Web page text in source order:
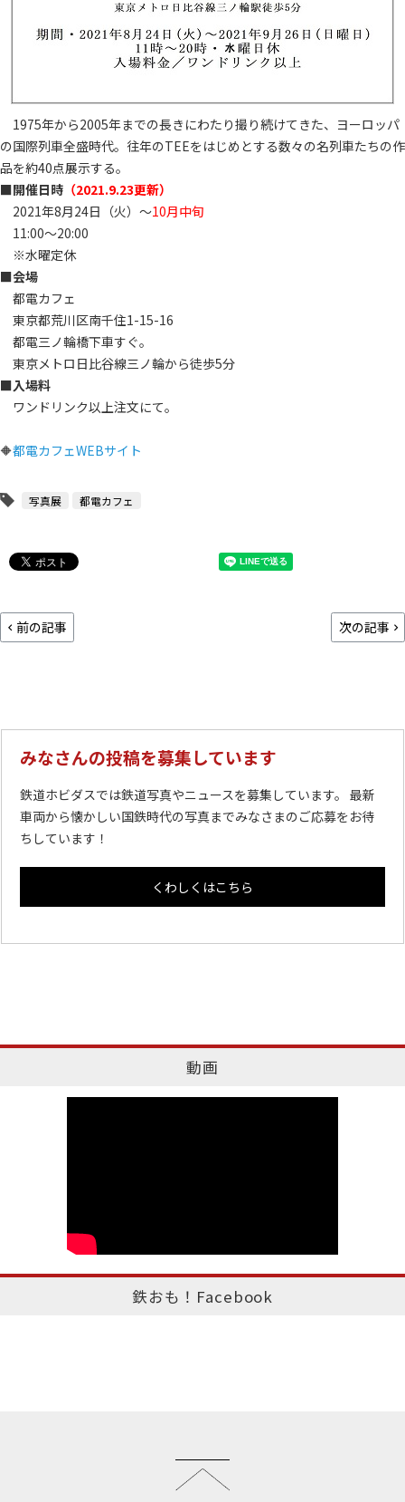
1975年から2005年までの長きにわたり撮り続けてきた、ヨーロッパ
の国際列車全盛時代。往年のTEEをはじめとする数々の名列車たちの作
品を約40点展示する。
■開催日時 （2021.9.23更新）
2021年8月24日（火）～10月中旬
11:00～20:00
※水曜定休
■会場
都電カフェ
東京都荒川区南千住1-15-16
都電三ノ輪橋下車すぐ。
東京メトロ日比谷線三ノ輪から徒歩5分
■入場料
ワンドリンク以上注文にて。
🔶都電カフェWEBサイト
写真展 都電カフェ
前の記事 次の記事
みなさんの投稿を募集しています
鉄道ホビダスでは鉄道写真やニュースを募集しています。 最新
車両から懐かしい国鉄時代の写真までみなさまのご応募をお待
ちしています！
くわしくはこちら
動画
鉄おも！Facebook